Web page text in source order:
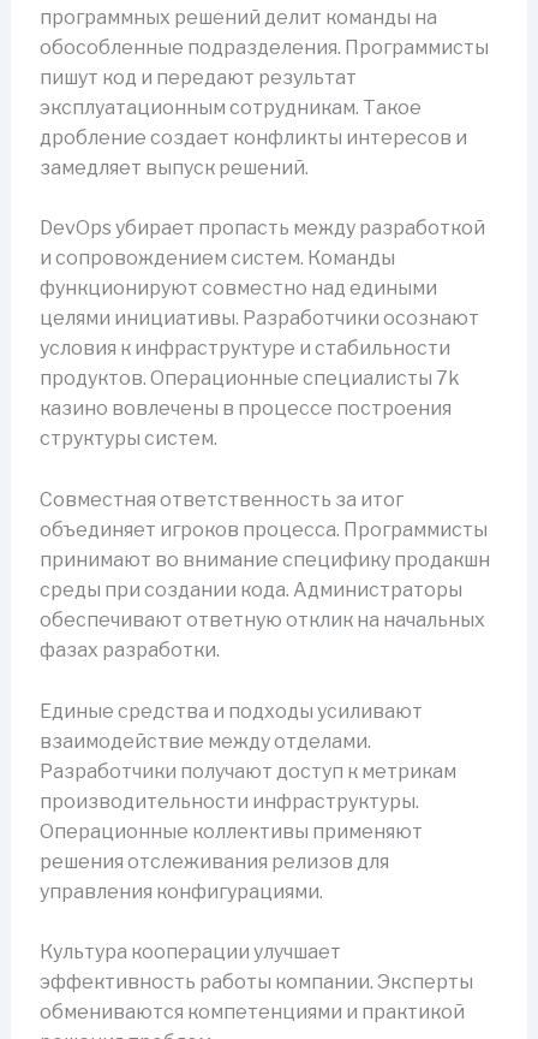
программных решений делит команды на
обособленные подразделения. Программисты
пишут код и передают результат
эксплуатационным сотрудникам. Такое
дробление создает конфликты интересов и
замедляет выпуск решений.
DevOps убирает пропасть между разработкой
и сопровождением систем. Команды
функционируют совместно над едиными
целями инициативы. Разработчики осознают
условия к инфраструктуре и стабильности
продуктов. Операционные специалисты 7k
казино вовлечены в процессе построения
структуры систем.
Совместная ответственность за итог
объединяет игроков процесса. Программисты
принимают во внимание специфику продакшн
среды при создании кода. Администраторы
обеспечивают ответную отклик на начальных
фазах разработки.
Единые средства и подходы усиливают
взаимодействие между отделами.
Разработчики получают доступ к метрикам
производительности инфраструктуры.
Операционные коллективы применяют
решения отслеживания релизов для
управления конфигурациями.
Культура кооперации улучшает
эффективность работы компании. Эксперты
обмениваются компетенциями и практикой